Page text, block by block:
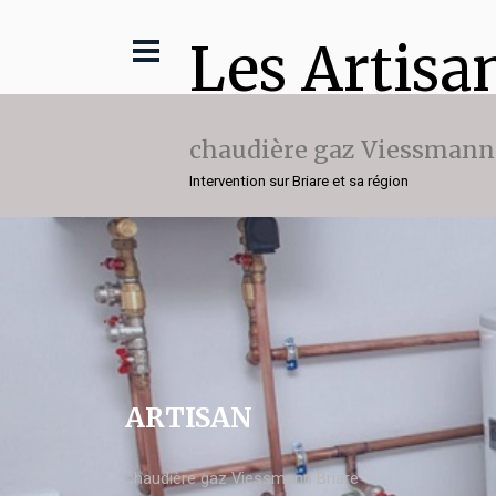
Les
chaudière gaz Viessmann
Intervention sur Briare et sa région
ARTISAN
chaudière gaz Viessmann Briare